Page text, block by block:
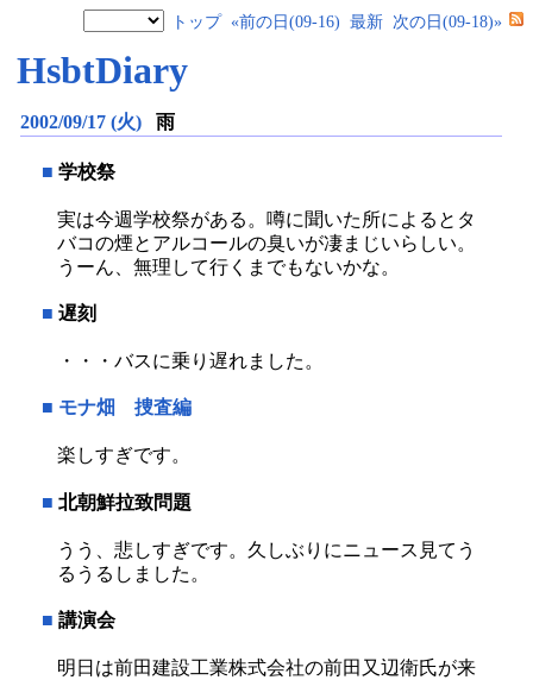
トップ «前の日(09-16) 最新 次の日(09-18)»
HsbtDiary
2002/09/17 (火) 雨
■ 学校祭
実は今週学校祭がある。噂に聞いた所によるとタ
バコの煙とアルコールの臭いが凄まじいらしい。
うーん、無理して行くまでもないかな。
■ 遅刻
・・・バスに乗り遅れました。
■ モナ畑 捜査編
楽しすぎです。
■ 北朝鮮拉致問題
うう、悲しすぎです。久しぶりにニュース見てう
るうるしました。
■ 講演会
明日は前田建設工業株式会社の前田又辺衛氏が来